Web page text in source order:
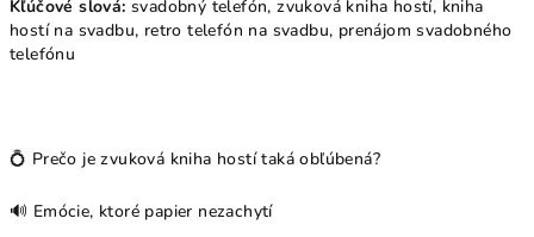
Kľúčové slová: svadobný telefón, zvuková kniha hostí, kniha
hostí na svadbu, retro telefón na svadbu, prenájom svadobného
telefónu
💍 Prečo je zvuková kniha hostí taká obľúbená?
🔊 Emócie, ktoré papier nezachytí